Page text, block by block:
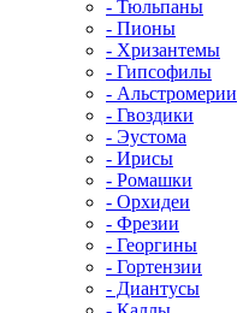
- Тюльпаны
- Пионы
- Хризантемы
- Гипсофилы
- Альстромерии
- Гвоздики
- Эустома
- Ирисы
- Ромашки
- Орхидеи
- Фрезии
- Георгины
- Гортензии
- Диантусы